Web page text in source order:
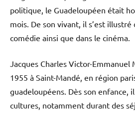
politique, le Guadeloupéen était
mois. De son vivant, il s’est
comédie ainsi que dans le cinéma.
Jacques Charles Victor-
1955 à Saint-Mandé, en région
guadeloupéens. Dès son enfance,
cultures, notamment durant des